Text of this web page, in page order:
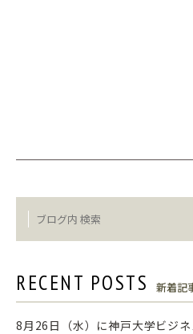
RECENT POSTS 新着記
8月26日（水）に神戸大学ビジ